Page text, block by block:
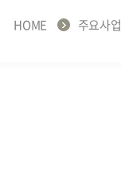
HOME 주요사업